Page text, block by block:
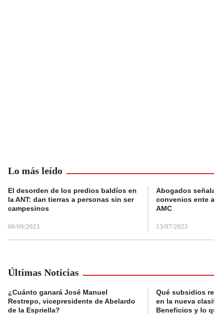
Lo más leído
El desorden de los predios baldíos en
la ANT: dan tierras a personas sin ser
campesinos
06/09/2023
Abogados
convenios ente
AMC
13/07/2023
Últimas Noticias
¿Cuánto ganará José Manuel
Restrepo, vicepresidente de Abelardo
de la Espriella?
Qué subsidios
en la nueva
Beneficios y lo